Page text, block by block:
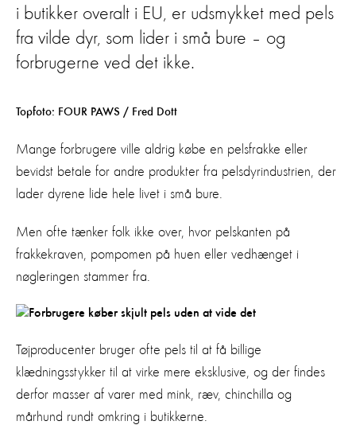
i butikker overalt i EU, er udsmykket med pels
fra vilde dyr, som lider i små bure – og
forbrugerne ved det ikke.
Topfoto: FOUR PAWS / Fred Dott
Mange forbrugere ville aldrig købe en pelsfrakke eller
bevidst betale for andre produkter fra pelsdyrindustrien, der
lader dyrene lide hele livet i små bure.
Men ofte tænker folk ikke over, hvor pelskanten på
frakkekraven, pompomen på huen eller vedhænget i
nøgleringen stammer fra.
Tøjproducenter bruger ofte pels til at få billige
klædningsstykker til at virke mere eksklusive, og der findes
derfor masser af varer med mink, ræv, chinchilla og
mårhund rundt omkring i butikkerne.